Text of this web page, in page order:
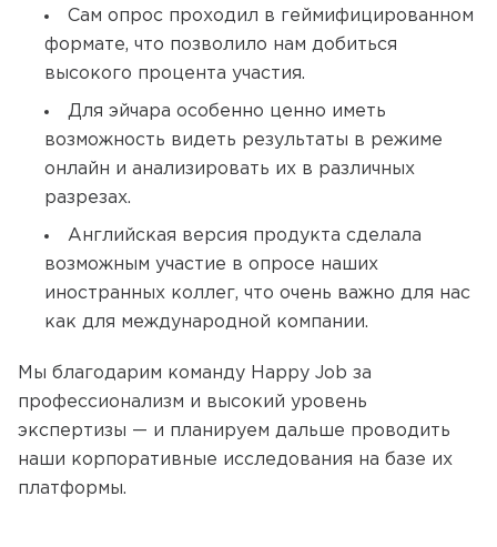
Сам опрос проходил в геймифицированном
формате, что позволило нам добиться
высокого процента участия.
Для эйчара особенно ценно иметь
возможность видеть результаты в режиме
онлайн и анализировать их в различных
разрезах.
Английская версия продукта сделала
возможным участие в опросе наших
иностранных коллег, что очень важно для нас
как для международной компании.
Мы благодарим команду Happy Job за
профессионализм и высокий уровень
экспертизы — и планируем дальше проводить
наши корпоративные исследования на базе их
платформы.